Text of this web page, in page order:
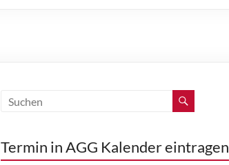
Termin in AGG Kalender eintragen